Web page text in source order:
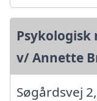
v/ Annette
Søgårdsvej